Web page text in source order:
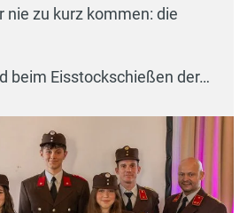
nie zu kurz kommen: die
beim Eisstockschießen der…